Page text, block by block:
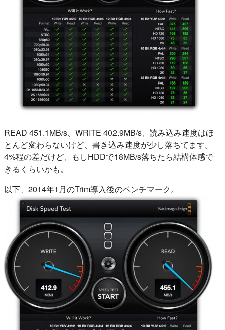
READ 451.1MB/s、WRITE 402.9MB/s、読み込み速度はほ
とんど変わらないけど、書き込み速度が少し落ちてます。
4%程の差だけど、もしHDDで18MB/s落ちたら結構体感で
きるくらいかも。
以下、2014年1月のTrim導入後のベンチマーク。